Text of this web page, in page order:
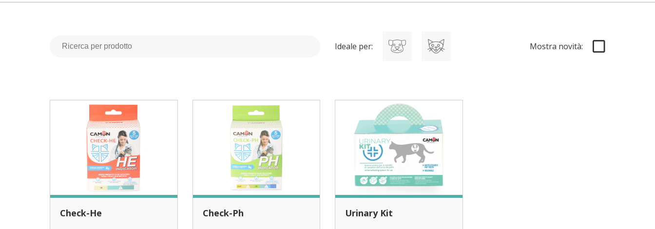
Ideale per: Mostra novità:
Check-He Check-Ph Urinary Kit